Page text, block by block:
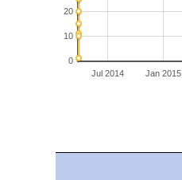
Jul 2014 Jan 2015
0
10
20